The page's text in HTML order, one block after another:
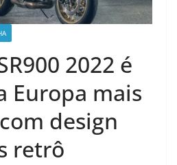
2022 é
Europa mais
design
retrô